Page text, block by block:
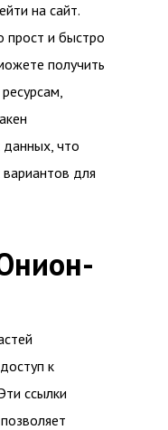
на сайт.
прост и быстро
получить
что
для
к
ссылки